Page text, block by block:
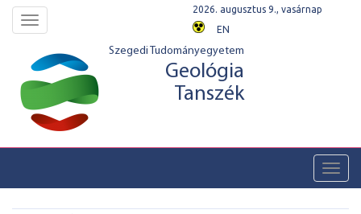
Toggle
navigation
2026. augusztus 9., vasárnap
EN
Szegedi Tudományegyetem
Geológia
Tanszék